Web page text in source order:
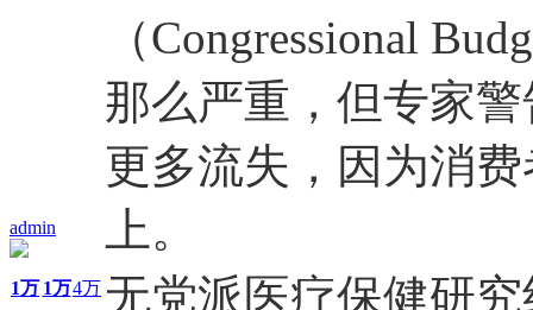
admin
1万 1万4万
（Congressional
那么严重，但专家
更多流失，因为消
上。
无党派医疗保健研